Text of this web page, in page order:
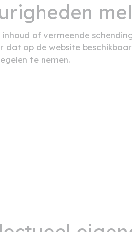
of vermeende
op de website
te nemen.